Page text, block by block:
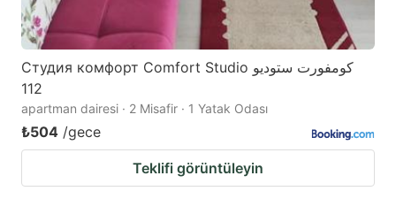
Студия комфорт Comfort Studio كومفورت ستوديو
112
apartman dairesi · 2 Misafir · 1 Yatak Odası
₺504 /gece
Teklifi görüntüleyin